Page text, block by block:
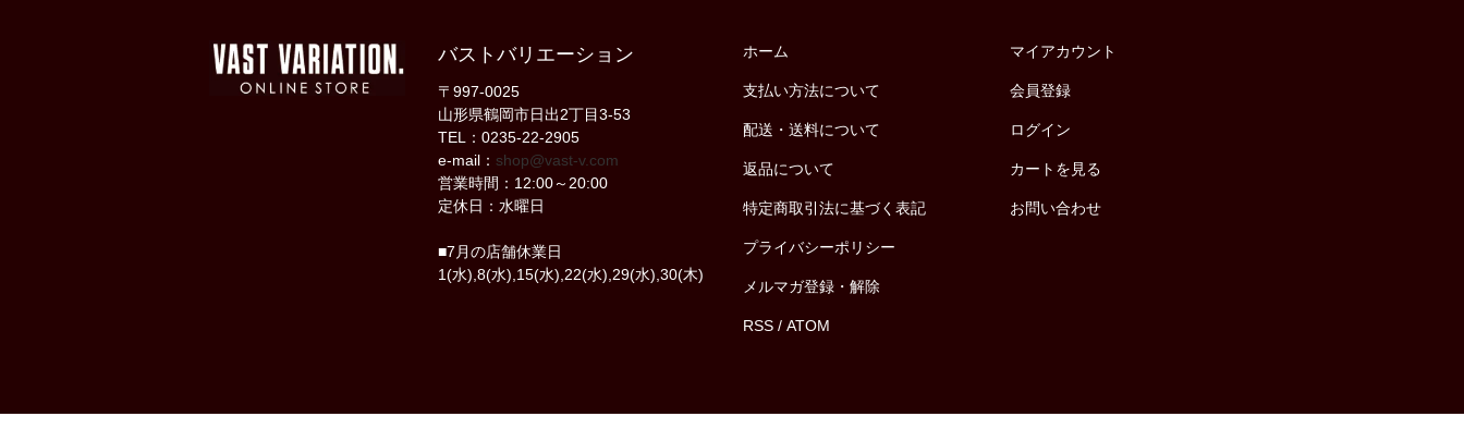
バストバリエーション
〒997-0025
山形県鶴岡市日出2丁目3-53
TEL：0235-22-2905
e-mail： shop@vast-v.com
営業時間：12:00～20:00
定休日：水曜日
■7月の店舗休業日
1(水),8(水),15(水),22(水),29(水),30(木)
ホーム
支払い方法について
配送・送料について
返品について
特定商取引法に基づく表記
プライバシーポリシー
メルマガ登録・解除
RSS/ ATOM
マイアカウント
会員登録
ログイン
カートを見る
お問い合わせ